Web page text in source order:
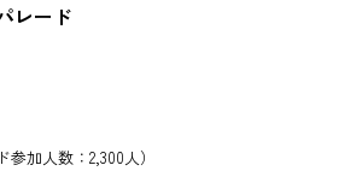
レード
加人数：2,300人）